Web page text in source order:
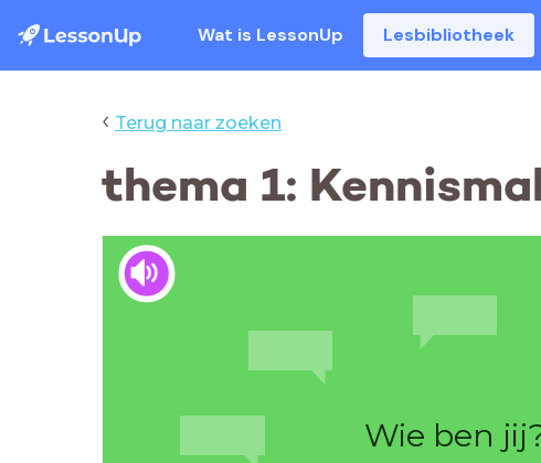
Wat is LessonUp Lesbibliotheek
‹ Terug naar zoeken
thema 1:
Wie ben